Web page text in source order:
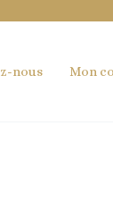
nous Mon